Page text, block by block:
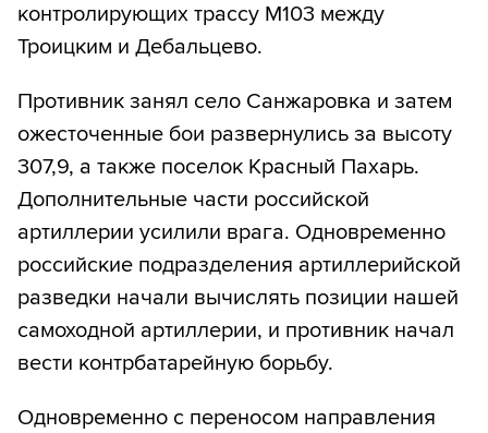
контролирующих трассу М103 между
Троицким и Дебальцево.
Противник занял село Санжаровка и затем
ожесточенные бои развернулись за высоту
307,9, а также поселок Красный Пахарь.
Дополнительные части российской
артиллерии усилили врага. Одновременно
российские подразделения артиллерийской
разведки начали вычислять позиции нашей
самоходной артиллерии, и противник начал
вести контрбатарейную борьбу.
Одновременно с переносом направления